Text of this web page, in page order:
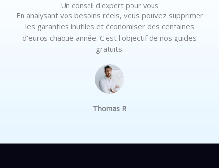
Un conseil d'expert pour vous
En analysant vos besoins réels, vous pouvez supprimer
les garanties inutiles et économiser des centaines
d'euros chaque année. C'est l'objectif de nos guides
gratuits.
Thomas R